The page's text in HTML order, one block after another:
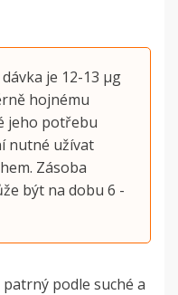
je 12-13 µg
hojnému
jeho potřebu
nutné užívat
Zásoba
být na dobu 6 -
podle suché a